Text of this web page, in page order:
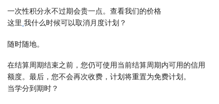
一次性积分永不过期会贵一点。查看我们的价格
这里 我什么时候可以取消月度计划？
随时随地。
在结算周期结束之前，您仍可使用当前结算周期内可用的信用
额度。最后，您不会再次收费，计划将重置为免费计划。
当学分到期时？